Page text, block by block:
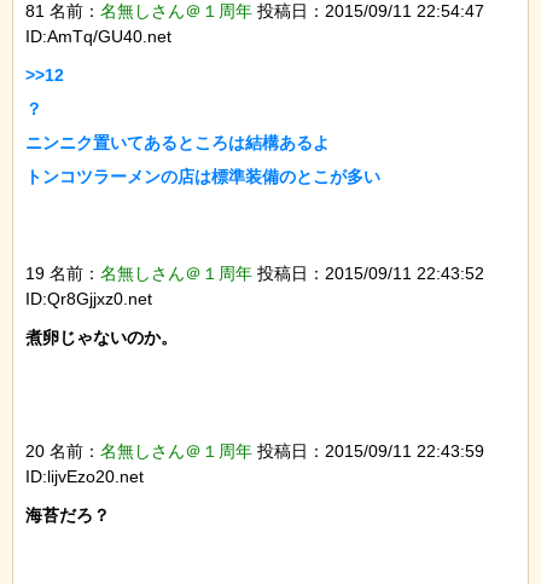
81 名前： 名無しさん＠１周年 投稿日：2015/09/11 22:54:47
ID:AmTq/GU40.net
>>12
？
ニンニク置いてあるところは結構あるよ
トンコツラーメンの店は標準装備のとこが多い
19 名前： 名無しさん＠１周年 投稿日：2015/09/11 22:43:52
ID:Qr8Gjjxz0.net
煮卵じゃないのか。
20 名前： 名無しさん＠１周年 投稿日：2015/09/11 22:43:59
ID:lijvEzo20.net
海苔だろ？